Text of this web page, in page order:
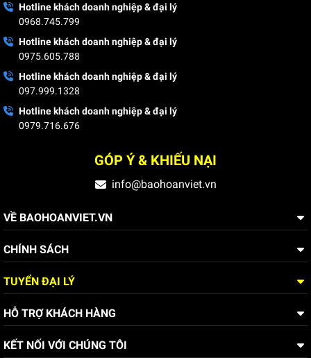
Đồng phục bảo hộ kỹ sư, kỹ thuật
tay thoáng mát
Đồng phục bảo hộ lao động Evinz AV08 dành cho kỹ sư, nhân
viên kỹ thuật - Thời trang hiện đại
kỹ thuật màu xanh có phản quang
Hotline khách doanh nghiệp & đại lý
0968.745.799
Hotline khách doanh nghiệp & đại lý
0975.605.788
Hotline khách doanh nghiệp & đại lý
097.999.1328
Hotline khách doanh nghiệp & đại lý
0979.716.676
GÓP Ý & KHIẾU NẠI
info@baohoanviet.vn
VỀ BAOHOANVIET.VN
CHÍNH SÁCH
TUYỂN ĐẠI LÝ
HỖ TRỢ KHÁCH HÀNG
KẾT NỐI VỚI CHÚNG TÔI